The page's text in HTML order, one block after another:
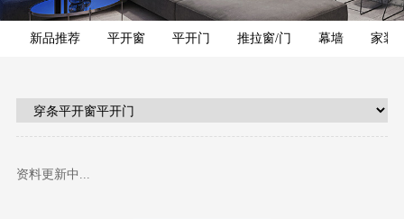
新品推荐 平开窗 平开门 推拉窗/门 幕墙 家装
资料更新中...